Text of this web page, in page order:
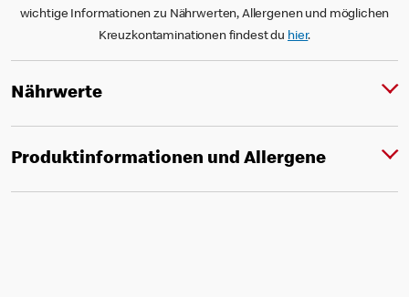
wichtige Informationen zu Nährwerten, Allergenen und möglichen
Kreuzkontaminationen findest du hier.
Nährwerte
Produktinformationen und Allergene